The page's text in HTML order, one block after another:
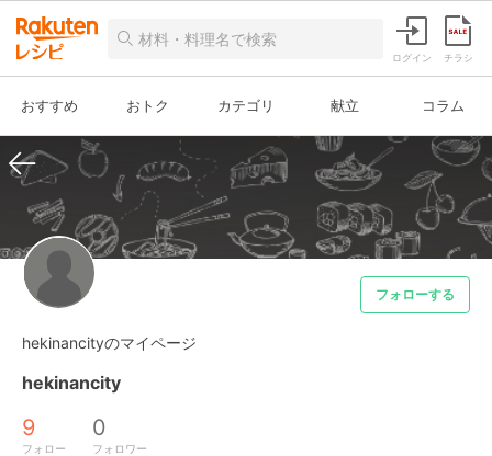
ログイン チラシ
おすすめ おトク カテゴリ 献立 コラム
フォローする
hekinancityのマイページ
hekinancity
9
フォロー
0
フォロワー